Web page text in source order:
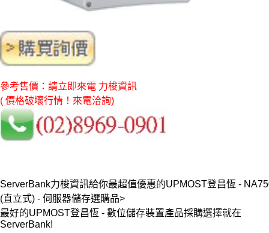
參考售價：請立即來電 力梭資訊
( 價格破壞行情！來電洽詢)
ServerBank力梭資訊給你最超值優惠的UPMOST登昌恆 -
(直立式) - 伺服器儲存選購品>
最好的UPMOST登昌恆 - 數位儲存裝置產品採購選擇就在
ServerBank!